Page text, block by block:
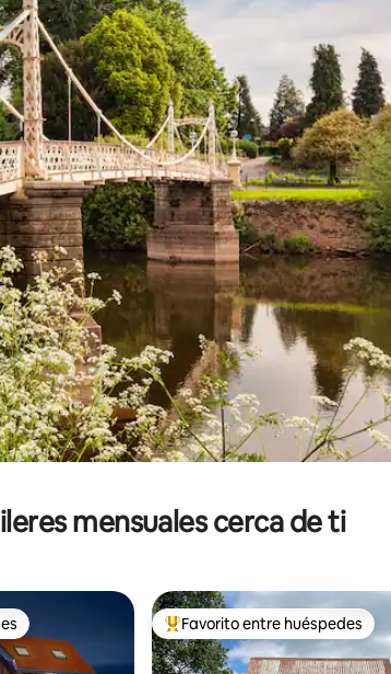
hacia arriba y hacia abajo o explora con el
mensuales cerca de ti
Favorito entre huéspedes
Favorito entre huéspedes